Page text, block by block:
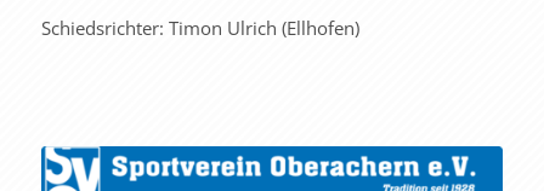
Schiedsrichter: Timon Ulrich (Ellhofen)